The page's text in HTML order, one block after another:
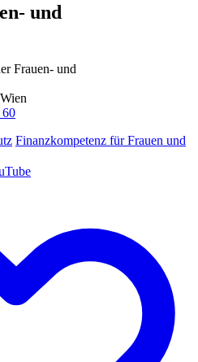
und
Frauen- und
60
Finanzkompetenz für Frauen und